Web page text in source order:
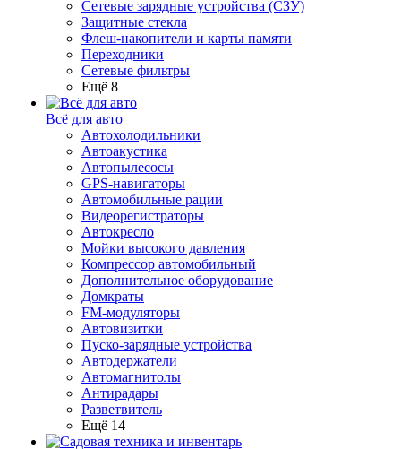
Сетевые зарядные устройства (СЗУ)
Защитные стекла
Флеш-накопители и карты памяти
Переходники
Сетевые фильтры
Ещё 8
Всё для авто
Автохолодильники
Автоакустика
Автопылесосы
GPS-навигаторы
Автомобильные рации
Видеорегистраторы
Автокресло
Мойки высокого давления
Компрессор автомобильный
Дополнительное оборудование
Домкраты
FM-модуляторы
Автовизитки
Пуско-зарядные устройства
Автодержатели
Автомагнитолы
Антирадары
Разветвитель
Ещё 14